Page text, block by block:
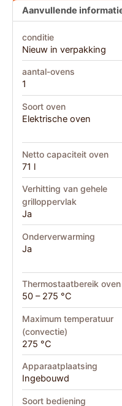
Aanvullende
conditie
Nieuw in verpakking
aantal-ovens
1
Soort oven
Elektrische oven
Netto capaciteit oven
71 l
Verhitting van gehele
grilloppervlak
Ja
Onderverwarming
Ja
Thermostaatbereik oven
50 – 275 °C
Maximum temperatuur
(convectie)
275 °C
Apparaatplaatsing
Ingebouwd
Soort bediening